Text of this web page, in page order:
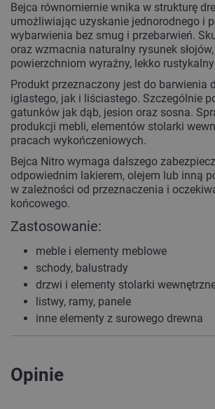
Bejca równomiernie wnika w strukturę
umożliwiając uzyskanie jednorodnego i
wybarwienia bez smug i przebarwień.
oraz wzmacnia naturalny rysunek
powierzchniom wyraźny, lekko
Produkt przeznaczony jest do barwienia
iglastego, jak i liściastego. Szczególnie
gatunków jak dąb, jesion oraz sosna.
produkcji mebli, elementów stolarki
pracach wykończeniowych.
Bejca Nitro wymaga dalszego
odpowiednim lakierem, olejem lub inną
w zależności od przeznaczenia i
końcowego.
Zastosowanie:
meble i elementy meblowe
schody, balustrady
drzwi i elementy stolarki
listwy, ramy, panele
inne elementy z surowego drewna
Opinie